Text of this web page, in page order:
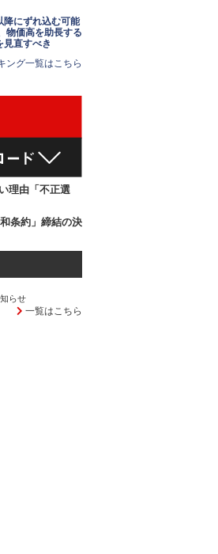
降にずれ込む可能
物価高を助長する
見直すべき
ング一覧はこちら
理由「不正選
条約」締結の決
らせ
一覧はこちら